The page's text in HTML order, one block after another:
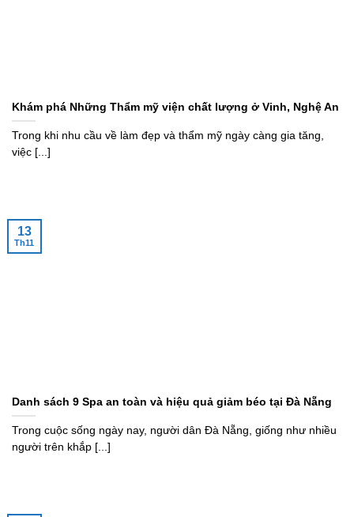
Khám phá Những Thẩm mỹ viện chất lượng ở Vinh, Nghệ An
Trong khi nhu cầu về làm đẹp và thẩm mỹ ngày càng gia tăng,
việc [...]
Danh sách 9 Spa an toàn và hiệu quả giảm béo tại Đà Nẵng
Trong cuộc sống ngày nay, người dân Đà Nẵng, giống như nhiều
người trên khắp [...]
13
Th11